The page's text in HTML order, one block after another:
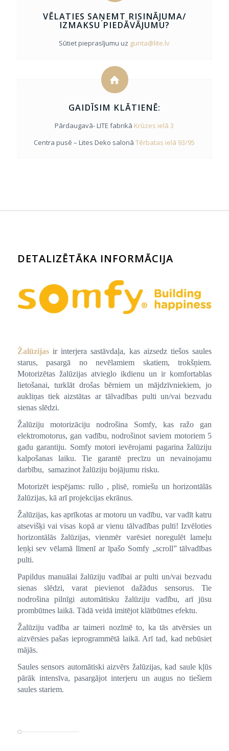
VĒLATIES SAŅEMT RISINĀJUMA/
IZMAKSU PIEDĀVĀJUMU?
Sūtiet pieprasījumu uz gunta@lite.lv
GAIDĪSIM KLĀTIENĒ:
Pārdaugavā- LITE fabrikā Krūzes ielā 3
Centra pusē – Lites Deko salonāTērbatas ielā 93/95
DETALIZĒTĀKA INFORMĀCIJA
Žalūzijasir interjera sastāvdaļa, kas aizsedz tiešos saules
starus, pasargā no nevēlamiem skatiem, trokšņiem.
Motorizētas žalūzijas atvieglo ikdienu un ir komfortablas
lietošanai, turklāt drošas bērniem un mājdzīvniekiem, jo
aukliņas tiek aizstātas ar tālvadības pulti un/vai bezvadu
sienas slēdzi.
Žalūziju motorizāciju nodrošina Somfy, kas ražo gan
elektromotorus, gan vadību, nodrošinot saviem motoriem 5
gadu garantiju. Somfy motori ievērojami pagarina žalūziju
kalpošanas laiku. Tie garantē precīzu un nevainojamu
darbību, samazinot žalūziju bojājumu risku.
Motorizēt iespējams: rullo , plisē, romiešu un horizontālās
žalūzijas, kā arī projekcijas ekrānus.
Žalūzijas, kas aprīkotas ar motoru un vadību, var vadīt katru
atsevišķi vai visas kopā ar vienu tālvadības pulti! Izvēloties
horizontālās žalūzijas, vienmēr varēsiet noregulēt lameļu
leņķi sev vēlamā līmenī ar īpašo Somfy „scroll” tālvadības
pulti.
Papildus manuālai žalūziju vadībai ar pulti un/vai bezvadu
sienas slēdzi, varat pievienot dažādus sensorus. Tie
nodrošina pilnīgi automātisku žalūziju vadību, arī jūsu
prombūtnes laikā. Tādā veidā imitējot klātbūtnes efektu.
Žalūziju vadība ar taimeri nozīmē to, ka tās atvērsies un
aizvērsies pašas ieprogrammētā laikā. Arī tad, kad nebūsiet
mājās.
Saules sensors automātiski aizvērs žalūzijas, kad saule kļūs
pārāk intensīva, pasargājot interjeru un augus no tiešiem
saules stariem.